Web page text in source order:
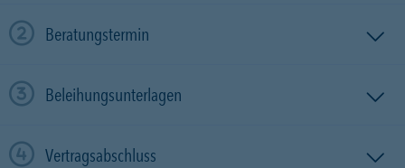
Beratungstermin
Beleihungsunterlagen
Vertragsabschluss